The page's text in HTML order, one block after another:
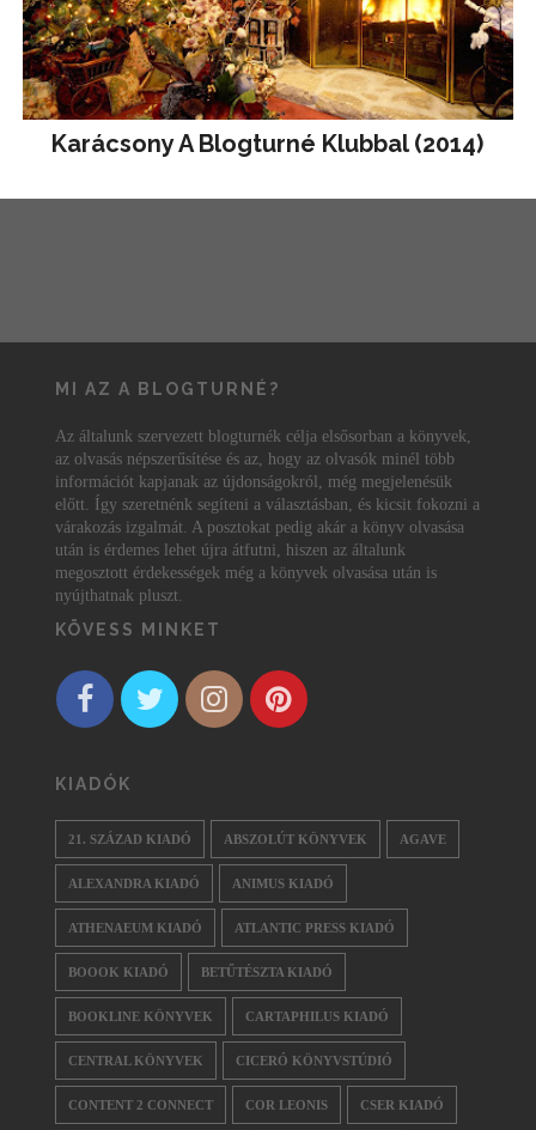
Karácsony A Blogturné Klubbal (2014)
MI AZ A BLOGTURNÉ?
Az általunk szervezett blogturnék célja elsősorban a könyvek,
az olvasás népszerűsítése és az, hogy az olvasók minél több
információt kapjanak az újdonságokról, még megjelenésük
előtt. Így szeretnénk segíteni a választásban, és kicsit fokozni a
várakozás izgalmát. A posztokat pedig akár a könyv olvasása
után is érdemes lehet újra átfutni, hiszen az általunk
megosztott érdekességek még a könyvek olvasása után is
nyújthatnak pluszt.
KÖVESS MINKET
KIADÓK
21. SZÁZAD KIADÓ ABSZOLÚT KÖNYVEK AGAVE
ALEXANDRA KIADÓ ANIMUS KIADÓ
ATHENAEUM KIADÓ ATLANTIC PRESS KIADÓ
BOOOK KIADÓ BETŰTÉSZTA KIADÓ
BOOKLINE KÖNYVEK CARTAPHILUS KIADÓ
CENTRAL KÖNYVEK CICERÓ KÖNYVSTÚDIÓ
CONTENT 2 CONNECT COR LEONIS CSER KIADÓ